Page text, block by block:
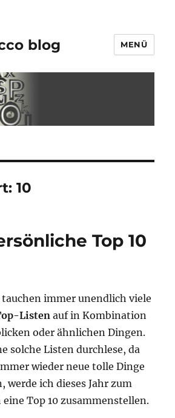
blog MENÜ
10
Top 10
tauchen immer unendlich viele
Listen auf in Kombination
oder ähnlichen Dingen.
solche Listen durchlese, da
wieder neue tolle Dinge
werde ich dieses Jahr zum
Top 10 zusammenstellen.